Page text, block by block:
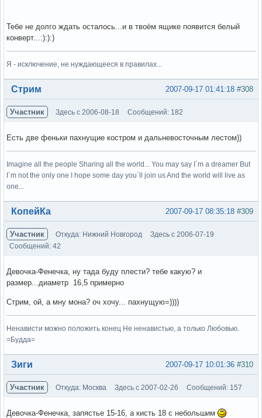
Тебе не долго ждать осталось...и в твоём ящике появится белый
конверт...:):):)
Я - исключение, не нуждающееся в правилах...
Вне форума #308
2007-09-17 01:41:18
Стрим
Участник Здесь с 2006-08-18 Сообщений: 182
Есть две феньки пахнущие костром и дальневосточным лестом))
Imagine all the people Sharing all the world... You may say I`m a dreamer But
I`m not the only one I hope some day you`ll join us And the world will live as
one...
Вне форума #309
2007-09-17 08:35:18
КопейКа
Участник Откуда: Нижний Новгород
Здесь с 2006-07-19
Сообщений: 42
Девочка-Фенечка, ну тада буду плести? тебе какую? и
размер...диаметр 16,5 примерно
Стрим, ой, а мну мона? оч хочу... пахнущую=))))
Ненависти можно положить конец Не ненавистью, а только Любовью.
=Будда=
Вне форума #310
2007-09-17 10:01:36
Зиги
Участник Откуда: Москва Здесь с 2007-02-26 Сообщений: 157
Девочка-Фенечка, запястье 15-16, а кисть 18 с небольшим